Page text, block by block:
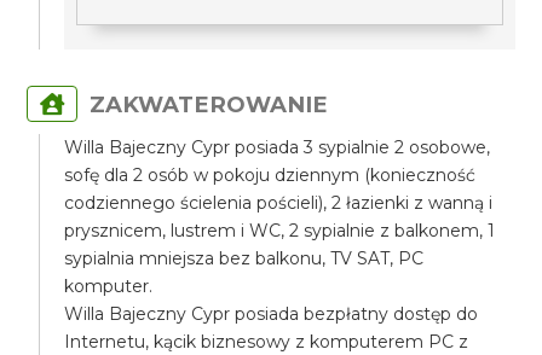
ZAKWATEROWANIE
Willa Bajeczny Cypr posiada 3 sypialnie 2 osobowe,
sofę dla 2 osób w pokoju dziennym (konieczność
codziennego ścielenia pościeli), 2 łazienki z wanną i
prysznicem, lustrem i WC, 2 sypialnie z balkonem, 1
sypialnia mniejsza bez balkonu, TV SAT, PC
komputer.
Willa Bajeczny Cypr posiada bezpłatny dostęp do
Internetu, kącik biznesowy z komputerem PC z